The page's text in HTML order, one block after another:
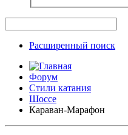
Расширенный поиск
Форум
Стили катания
Шоссе
Караван-Марафон